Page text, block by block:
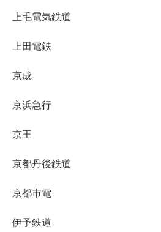
上毛電気鉄道
上田電鉄
京成
京浜急行
京王
京都丹後鉄道
京都市電
伊予鉄道